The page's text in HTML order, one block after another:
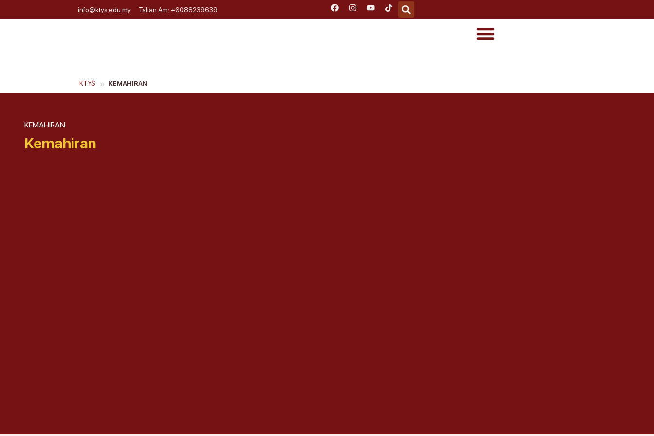
info@ktys.edu.my Talian Am: +6088239639
KTYS » KEMAHIRAN
KEMAHIRAN
Kemahiran